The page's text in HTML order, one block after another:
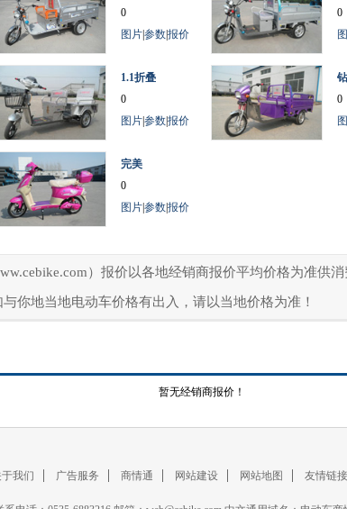
0
图片参数报价
0
1.1折叠
0
图片参数报价
0
完美
0
图片参数报价
）报价以各地经销商报价平均价格为准供
你地当地电动车价格有出入，请以当地价格为准！
暂无经销商报价！
我们 广告服务 商情通 网站建设 网站地图 友情链接